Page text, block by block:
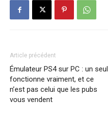
Article précédent
Émulateur PS4 sur PC : un seul
fonctionne vraiment, et ce
n’est pas celui que les pubs
vous vendent